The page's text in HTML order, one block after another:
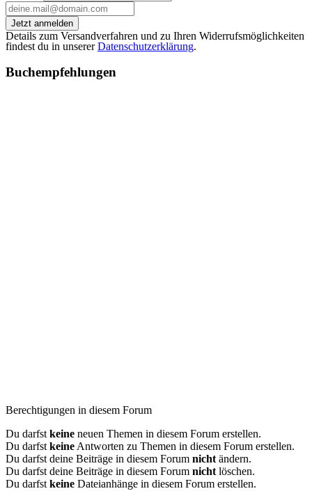
Jetzt anmelden
Details zum Versandverfahren und zu Ihren Widerrufsmöglichkeiten
findest du in unsererDatenschutzerklärung.
Buchempfehlungen
Berechtigungen in diesem Forum
Du darfst keine neuen Themen in diesem Forum erstellen.
Du darfst keine Antworten zu Themen in diesem Forum erstellen.
Du darfst deine Beiträge in diesem Forum nicht ändern.
Du darfst deine Beiträge in diesem Forum nicht löschen.
Du darfst keine Dateianhänge in diesem Forum erstellen.